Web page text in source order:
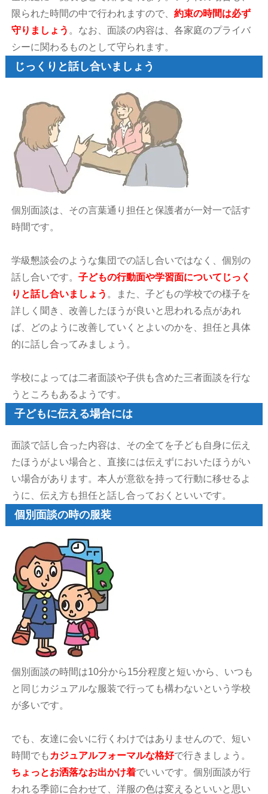
限られた時間の中で行われますので、約束の時間は必ず
守りましょう 。なお、面談の内容は、各家庭のプライバ
シーに関わるものとして守られます。
じっくりと話し合いましょう
個別面談は、その言葉通り担任と保護者が一対一で話す
時間です。
学級懇談会のような集団での話し合いではなく、個別の
話し合いです。子どもの行動面や学習面についてじっく
りと話し合いましょう 。また、子どもの学校での様子を
詳しく聞き、改善したほうが良いと思われる点があれ
ば、どのように改善していくとよいのかを、担任と具体
的に話し合ってみましょう。
学校によっては二者面談や子供も含めた三者面談を行な
うところもあるようです。
子どもに伝える場合には
面談で話し合った内容は、その全てを子ども自身に伝え
たほうがよい場合と、直接には伝えずにおいたほうがい
い場合があります。本人が意欲を持って行動に移せるよ
うに、伝え方も担任と話し合っておくといいです。
個別面談の時の服装
個別面談の時間は10分から15分程度と短いから、いつも
と同じカジュアルな服装で行っても構わないという学校
が多いです。
でも、友達に会いに行くわけではありませんので、短い
時間でも カジュアルフォーマルな格好で行きましょう。
ちょっとお洒落なお出かけ着でいいです。個別面談が行
われる季節に合わせて、洋服の色は変えるといいと思い